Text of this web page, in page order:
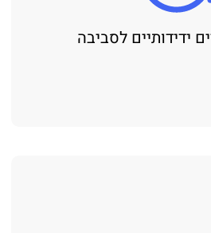
ידידותיים לסביבה